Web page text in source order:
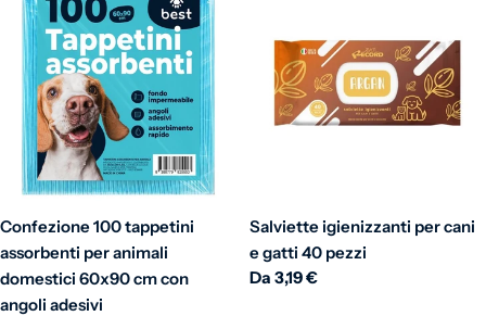
Confezione 100 tappetini
assorbenti per animali
domestici 60x90 cm con
angoli adesivi
Salviette igienizzanti per cani
e gatti 40 pezzi
Prezzo normale
Da 3,19 €